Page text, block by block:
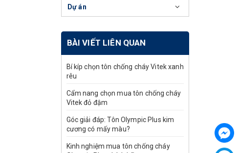
Dự án
BÀI VIẾT LIÊN QUAN
Bí kíp chọn tôn chống cháy Vitek xanh
rêu
Cẩm nang chọn mua tôn chống cháy
Vitek đỏ đậm
Góc giải đáp: Tôn Olympic Plus kim
cương có mấy màu?
Kinh nghiệm mua tôn chống cháy